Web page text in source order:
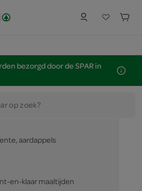
bezorgd door de SPAR in
op zoek?
aardappels
en-klaar maaltijden